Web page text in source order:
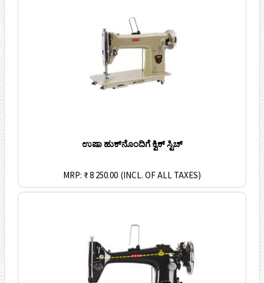
ಉಷಾ ಹುಕ್‌ನೊಂದಿಗೆ ಕ್ವಿಕ್ ಸ್ಟಿಚ್
MRP: ₹ 8 250.00 (INCL. OF ALL TAXES)